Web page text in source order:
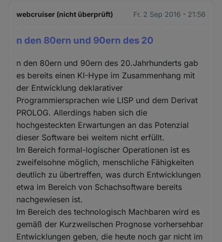
webcruiser (nicht überprüft) Fr. 2 Sep 2016 - 21:56
n den 80ern und 90ern des 20
n den 80ern und 90ern des 20.Jahrhunderts gab
es bereits einen KI-Hype im Zusammenhang mit
der Entwicklung deklarativer
Programmiersprachen wie LISP und dem Derivat
PROLOG. Allerdings haben sich die
hochgesteckten Erwartungen an das Potenzial
dieser Software bei weitem nicht erfüllt.
Im Bereich formal-logischer Operationen ist es
zweifelsohne möglich, menschliche Fähigkeiten
deutlich zu übertreffen, was durch Entwicklungen
etwa im Bereich von Schachsoftware bereits
nachgewiesen ist.
Im Bereich des technologisch Machbaren wird es
gemäß der Kurzweilschen Prognose vorhersehbar
Entwicklungen geben, die heute noch gar nicht im